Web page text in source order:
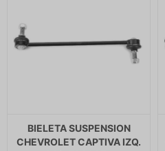
BIELETA SUSPENSION
CHEVROLET CAPTIVA IZQ.